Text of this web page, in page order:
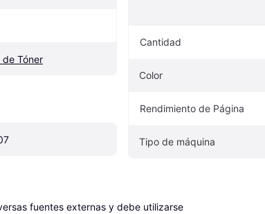
Tóner
Cantidad
Color
Rendimiento de Página
Tipo de máquina
fuentes externas y debe utilizarse